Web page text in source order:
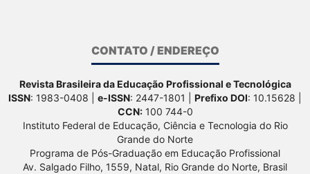
CONTATO / ENDEREÇO
Revista Brasileira da Educação Profissional e Tecnológica
ISSN: 1983-0408 | e-ISSN: 2447-1801 | Prefixo DOI: 10.15628 |
CCN:100 744-0
Instituto Federal de Educação, Ciência e Tecnologia do Rio
Grande do Norte
Programa de Pós-Graduação em Educação Profissional
Av. Salgado Filho, 1559, Natal, Rio Grande do Norte, Brasil